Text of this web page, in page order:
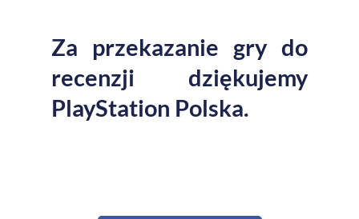
Za przekazanie gry do
recenzji dziękujemy
PlayStation Polska.